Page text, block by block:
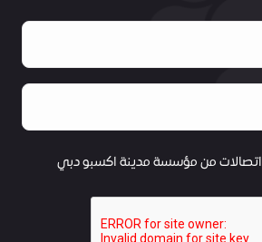
من مؤسسة مدينة اكسبو دبي